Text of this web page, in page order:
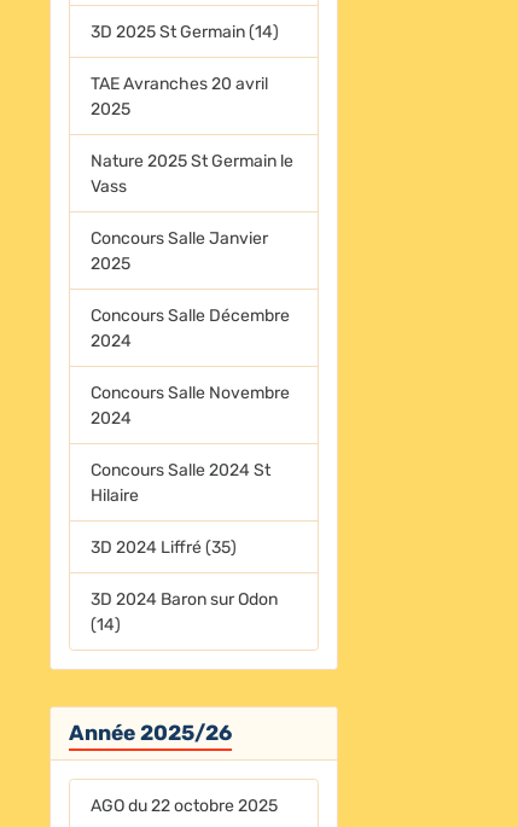
3D 2025 St Germain (14)
TAE Avranches 20 avril
2025
Nature 2025 St Germain le
Vass
Concours Salle Janvier
2025
Concours Salle Décembre
2024
Concours Salle Novembre
2024
Concours Salle 2024 St
Hilaire
3D 2024 Liffré (35)
3D 2024 Baron sur Odon
(14)
Année 2025/26
AGO du 22 octobre 2025